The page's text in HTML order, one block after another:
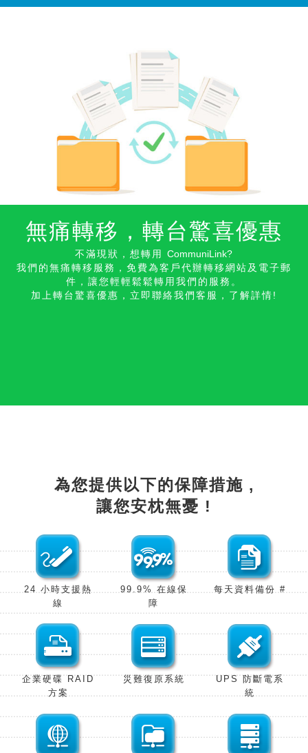
無痛轉移，轉台驚喜優惠
不滿現狀，想轉用 CommuniLink?
我們的無痛轉移服務，免費為客戶代辦轉移網站及電子郵
件， 讓您輕輕鬆鬆轉用我們的服務。
加上轉台驚喜優惠，立即聯絡我們客服，了解詳情!
為您提供以下的保障措施 ,
讓您安枕無憂 !
24 小時支援熱
線
99.9% 在線保
障
每天資料備份 #
企業硬碟 RAID
方案
災難復原系統
UPS 防斷電系
統